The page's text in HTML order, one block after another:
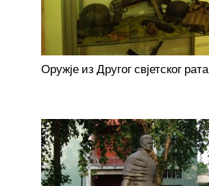
Оружје из Другог свјетског рата